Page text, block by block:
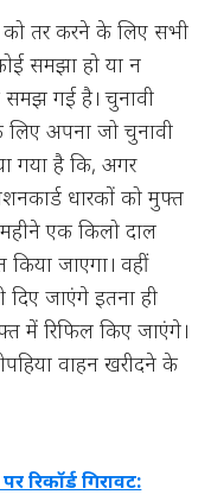
को तर करने के लिए सभी
समझा हो या न
समझ गई है। चुनावी
लिए अपना जो चुनावी
गया है कि, अगर
धारकों को मुफ्त
एक किलो दाल
जाएगा। वहीं
जाएंगे इतना ही
में रिफिल किए जाएंगे।
वाहन खरीदने के
रिकॉर्ड गिरावट: